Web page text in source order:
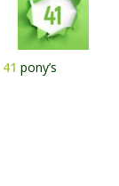
41 pony’s